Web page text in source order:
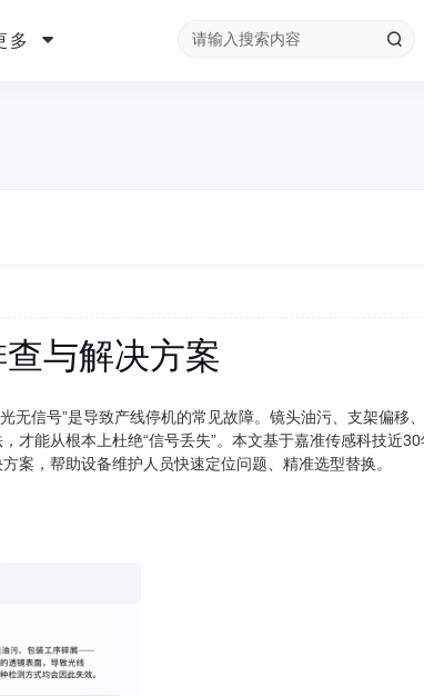
多
与解决方案
信号”是导致产线停机的常见故障。镜头油污、支架偏移、
能从根本上杜绝“信号丢失”。本文基于嘉准传感科技近
案，帮助设备维护人员快速定位问题、精准选型替换。